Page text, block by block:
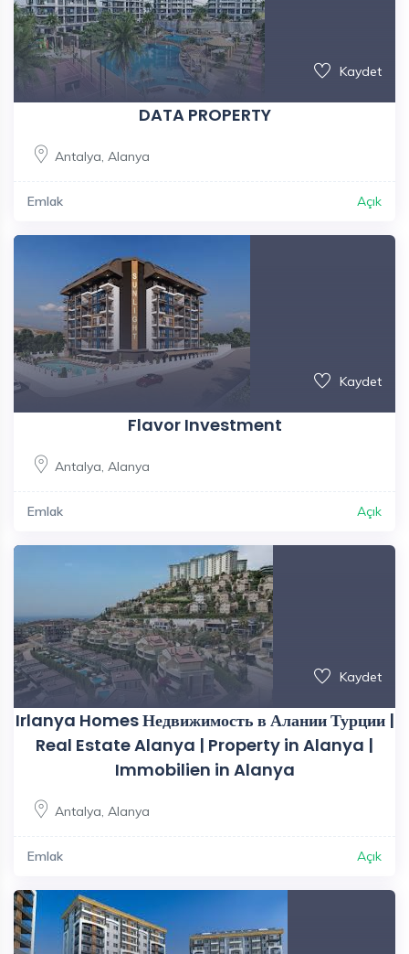
Kaydet
DATA PROPERTY
Antalya, Alanya
Emlak Açık
Kaydet
Flavor Investment
Antalya, Alanya
Emlak Açık
Kaydet
Irlanya Homes Недвижимость в Алании Турции |
Real Estate Alanya | Property in Alanya |
Immobilien in Alanya
Antalya, Alanya
Emlak Açık